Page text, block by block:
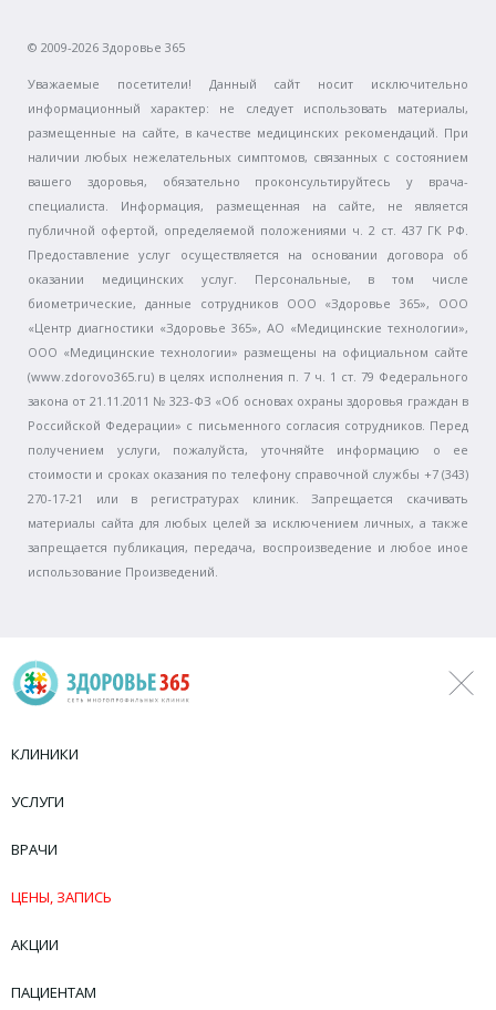
© 2009-2026 Здоровье 365
Уважаемые посетители! Данный сайт носит исключительно
информационный характер: не следует использовать материалы,
размещенные на сайте, в качестве медицинских рекомендаций. При
наличии любых нежелательных симптомов, связанных с состоянием
вашего здоровья, обязательно проконсультируйтесь у врача-
специалиста. Информация, размещенная на сайте, не является
публичной офертой, определяемой положениями ч. 2 ст. 437 ГК РФ.
Предоставление услуг осуществляется на основании договора об
оказании медицинских услуг. Персональные, в том числе
биометрические, данные сотрудников ООО «Здоровье 365», ООО
«Центр диагностики «Здоровье 365», АО «Медицинские технологии»,
ООО «Медицинские технологии» размещены на официальном сайте
(www.zdorovo365.ru) в целях исполнения п. 7 ч. 1 ст. 79 Федерального
закона от 21.11.2011 № 323-ФЗ «Об основах охраны здоровья граждан в
Российской Федерации» с письменного согласия сотрудников. Перед
получением услуги, пожалуйста, уточняйте информацию о ее
стоимости и сроках оказания по телефону справочной службы +7 (343)
270-17-21 или в регистратурах клиник. Запрещается скачивать
материалы сайта для любых целей за исключением личных, а также
запрещается публикация, передача, воспроизведение и любое иное
использование Произведений.
КЛИНИКИ
УСЛУГИ
ВРАЧИ
ЦЕНЫ, ЗАПИСЬ
АКЦИИ
ПАЦИЕНТАМ